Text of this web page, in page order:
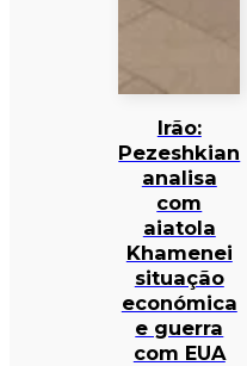
Irão:
Pezeshkian
analisa
com
aiatola
Khamenei
situação
económica
e guerra
com EUA